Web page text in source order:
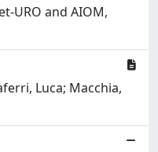
URO and AIOM,
Luca; Macchia,